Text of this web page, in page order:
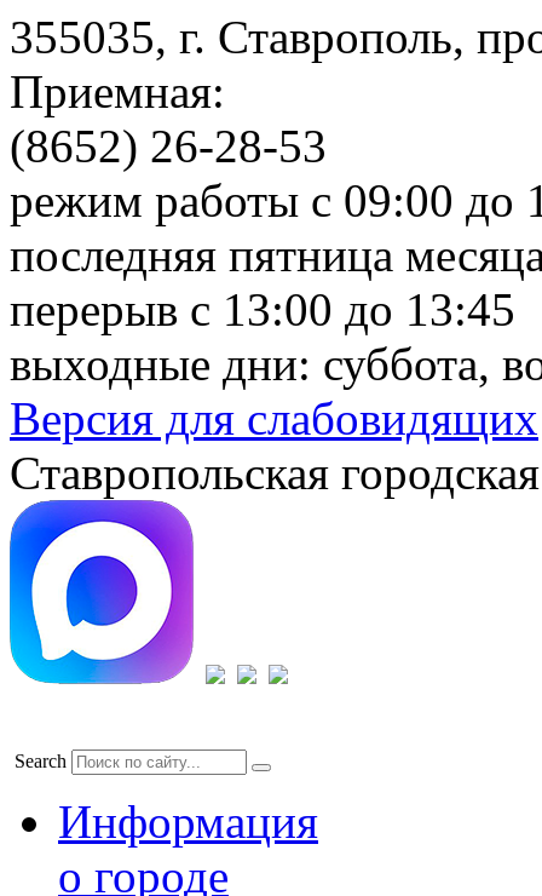
355035, г. Ставрополь,
Приемная:
(8652) 26-28-53
режим работы с 09:00 до
последняя пятница
перерыв с 13:00 до 13:45
выходные дни: суббота,
Версия для слабовидящих
Ставропольская
Search
Информация
о городе